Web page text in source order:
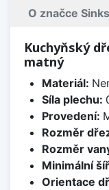
O značce Sinks
Kuchyňský
matný
Materiál:
Síla plechu:
Provedení:
Rozměr
Rozměr
Minimální
Orientace